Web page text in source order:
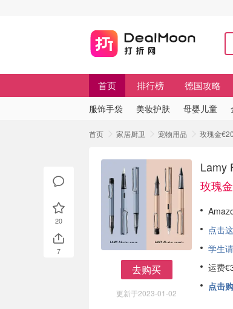
首页 排行榜 德国攻略
服饰手袋 美妆护肤 母婴儿童
首页 家居厨卫 宠物用品 玫瑰金
去购买
更新于2023-01-02
Lamy
玫瑰
点击
学生
运费
点击
20
7